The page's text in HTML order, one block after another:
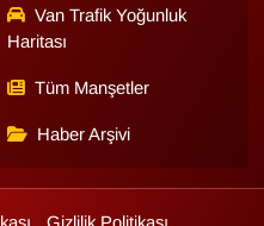
Van Trafik Yoğunluk
Haritası
Tüm Manşetler
Haber Arşivi